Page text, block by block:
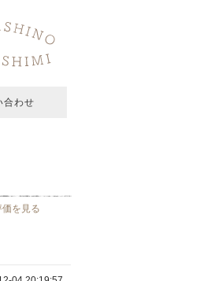
合わせ
を見る